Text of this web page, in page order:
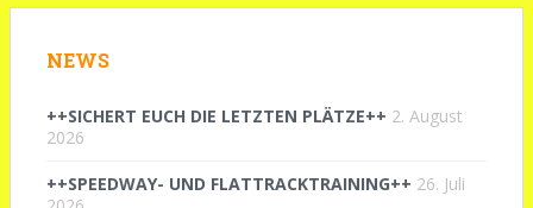
NEWS
++SICHERT EUCH DIE LETZTEN PLÄTZE++ 2. August
2026
++SPEEDWAY- UND FLATTRACKTRAINING++ 26. Juli